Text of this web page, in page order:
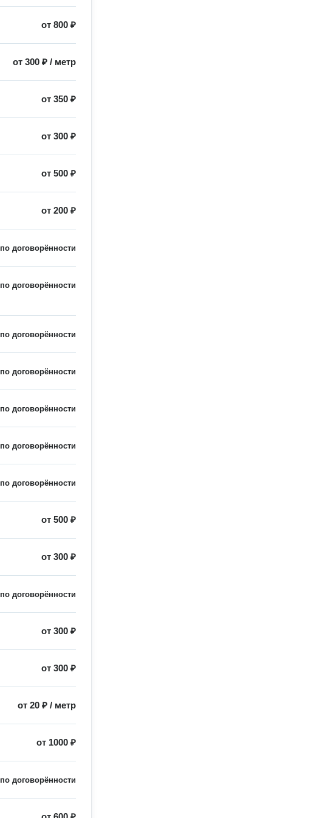
от800 ₽
от300 ₽ / метр
от350 ₽
от300 ₽
от500 ₽
от200 ₽
по договорённости
по договорённости
по договорённости
по договорённости
по договорённости
по договорённости
по договорённости
от500 ₽
от300 ₽
по договорённости
от300 ₽
от300 ₽
от20 ₽ / метр
от 1000 ₽
по договорённости